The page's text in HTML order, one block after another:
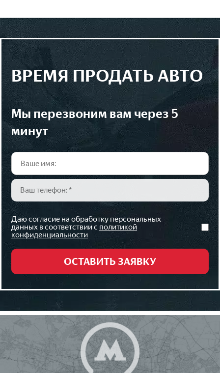
ВРЕМЯ ПРОДАТЬ АВТО
мы перезвоним вам через 5
минут
Даю согласие на обработку персональных
данных в соответствии с политикой
конфиденциальности